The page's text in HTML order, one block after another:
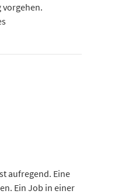
vorgehen.
aufregend. Eine
Ein Job in einer